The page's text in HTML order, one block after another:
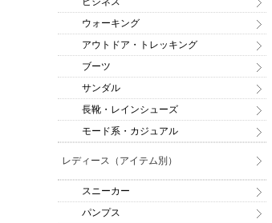
ウォーキング
アウトドア・トレッキング
ブーツ
サンダル
長靴・レインシューズ
モード系・カジュアル
レディース（アイテム別）
スニーカー
パンプス